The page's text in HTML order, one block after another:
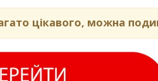
цікавого, можна